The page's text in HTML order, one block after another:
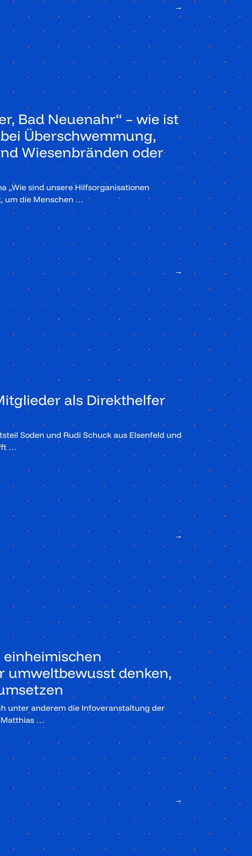
→
Bad Neuenahr“ – wie ist
Überschwemmung,
Wiesenbränden oder
„Wie sind unsere Hilfsorganisationen
um die Menschen …
→
als Direkthelfer
Soden und Rudi Schuck aus Elsenfeld und
…
→
umweltbewusst denken,
unter anderem die Infoveranstaltung der
Matthias …
→